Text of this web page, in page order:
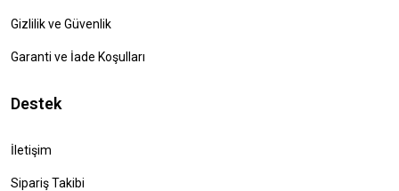
Gizlilik ve Güvenlik
Garanti ve İade Koşulları
Destek
İletişim
Sipariş Takibi